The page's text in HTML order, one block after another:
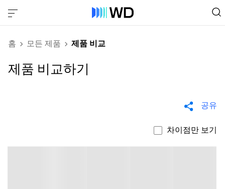
홈 모든 제품 제품 비교
제품 비교하기
공유
차이점만 보기